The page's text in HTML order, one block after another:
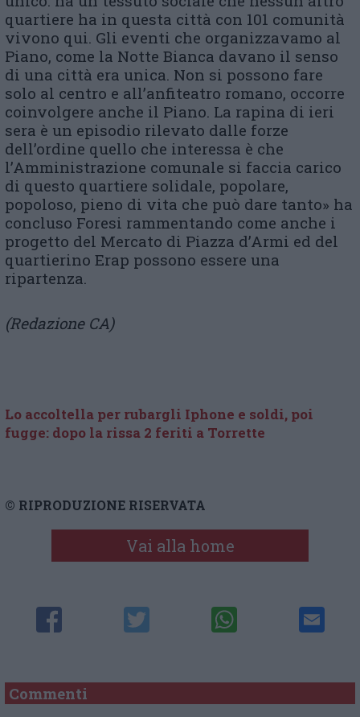
quartiere ha in questa città con 101 comunità
vivono qui. Gli eventi che organizzavamo al
Piano, come la Notte Bianca davano il senso
di una città era unica. Non si possono fare
solo al centro e all’anfiteatro romano, occorre
coinvolgere anche il Piano. La rapina di ieri
sera è un episodio rilevato dalle forze
dell’ordine quello che interessa è che
l’Amministrazione comunale si faccia carico
di questo quartiere solidale, popolare,
popoloso, pieno di vita che può dare tanto» ha
concluso Foresi rammentando come anche i
progetto del Mercato di Piazza d’Armi ed del
quartierino Erap possono essere una
ripartenza.
(Redazione CA)
Lo accoltella per rubargli Iphone e soldi, poi
fugge: dopo la rissa 2 feriti a Torrette
© RIPRODUZIONE RISERVATA
Vai alla home
Commenti